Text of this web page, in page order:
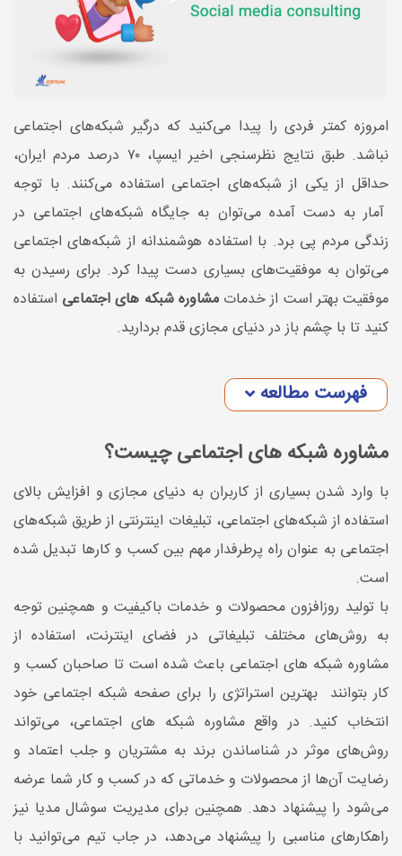
امروزه کمتر فردی را پیدا می‌کنید که درگیر شبکه‌های اجتماعی
نباشد. طبق نتایج نظرسنجی اخیر ایسپا، ۷۰ درصد مردم ایران،
حداقل از یکی از شبکه‌های اجتماعی استفاده می‌کنند. با توجه
آمار به دست آمده می‌توان به جایگاه شبکه‌های اجتماعی در
زندگی مردم پی برد. با استفاده هوشمندانه از شبکه‌های اجتماعی
می‌توان به موفقیت‌های بسیاری دست پیدا کرد. برای رسیدن به
موفقیت بهتر است از خدماتمشاوره شبکه های اجتماعی استفاده
کنید تا با چشم باز در دنیای مجازی قدم بردارید.
فهرست مطالعه
مشاوره شبکه‌ های اجتماعی چیست؟
با وارد شدن بسیاری از کاربران به دنیای مجازی و افزایش بالای
استفاده از شبکه‌های اجتماعی، تبلیغات اینترنتی از طریق شبکه‌های
اجتماعی به عنوان راه پرطرفدار مهم بین کسب و کارها تبدیل شده
است.
با تولید روزافزون محصولات و خدمات باکیفیت و همچنین توجه
به روش‌های مختلف تبلیغاتی در فضای اینترنت، استفاده از
مشاوره شبکه ‌های اجتماعی باعث شده است تا صاحبان کسب و
کار بتوانند بهترین استراتژی را برای صفحه شبکه اجتماعی خود
انتخاب کنید. در واقع مشاوره شبکه‌ های اجتماعی، می‌تواند
روش‌های موثر در شناساندن برند به مشتریان و جلب اعتماد و
رضایت آن‌ها از محصولات و خدماتی که در کسب و کار شما عرضه
می‌شود را پیشنهاد ‌دهد. همچنین برای مدیریت سوشال مدیا نیز
راهکارهای مناسبی را پیشنهاد می‌دهد، در جاب تیم می‌توانید با